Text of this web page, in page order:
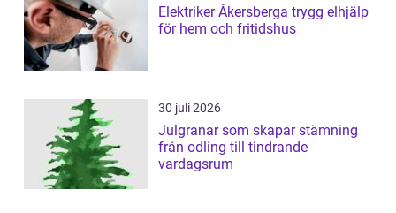
Elektriker Åkersberga trygg elhjälp
för hem och fritidshus
30 juli 2026
Julgranar som skapar stämning
från odling till tindrande
vardagsrum